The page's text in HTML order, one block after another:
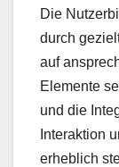
Die
durch
auf
Elemente
und die
Interaktion
erheblich